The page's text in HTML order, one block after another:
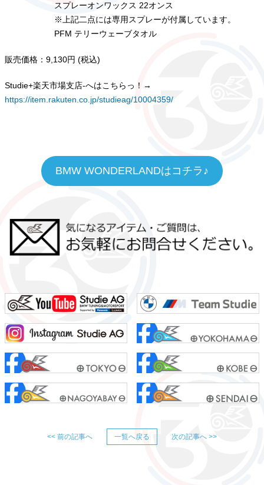
スプレーオンワックス 22オンス
※上記二点には専用スプレーが付属しています。
PFM テリーウェーブタオル
販売価格：9,130円 (税込)
Studie+楽天市場支店-へはこちらっ！→
https://item.rakuten.co.jp/studieag/10004359/
BMW WONDERLANDはコチラ♪
<< 前の記事へ 一覧へ戻る 次の記事へ >>